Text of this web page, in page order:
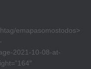
emapasomostodos>
2021-10-08-at-